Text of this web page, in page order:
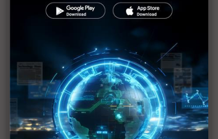
民主黨議員要求調查美國商務部長 質疑AI資料中心
政策涉利益衝突
川普家族進軍核融合 TMTG合併TAE押注未來AI能源
美政府關鍵裁定倒數 DJI無人機恐遭美禁飛
Garmin估2026年車市溫和成長 Hybrid熱銷成雙面
刃考驗供應鏈韌性
台積電赴美引發國安疑慮 政府重申需符合N-2原則